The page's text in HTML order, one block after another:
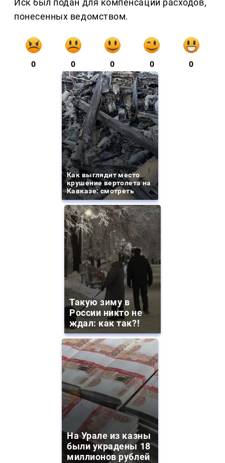
Иск был подан для компенсации расходов,
понесенных ведомством.
0 0 0 0 0
Как выглядит место
крушение вертолета на
Кавказе: смотреть
Такую зиму в
России никто не
ждал: как так?!
На Урале из казны
были украдены 18
миллионов рублей